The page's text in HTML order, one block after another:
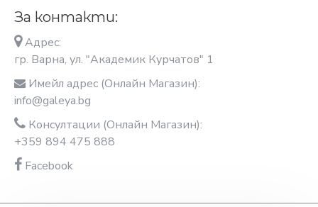
За контакти:
Адрес:
гр. Варна, ул. "Академик Курчатов" 1
Имейл адрес (Онлайн Магазин):
info@galeya.bg
Консултации (Онлайн Магазин):
+359 894 475 888
Facebook